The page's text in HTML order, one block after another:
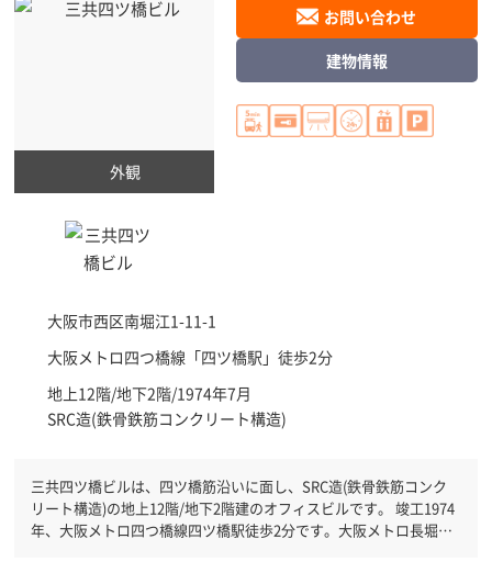
外観
大阪市西区南堀江1-11-1
大阪メトロ四つ橋線「四ツ橋駅 」徒歩2分
地上12階/地下2階/1974年7月
SRC造(鉄骨鉄筋コンクリート構造)
お問い合わせ
建物情報
三共四ツ橋ビルは、四ツ橋筋沿いに面し、SRC造(鉄骨鉄筋コンク
リート構造)の地上12階/地下2階建のオフィスビルです。 竣工1974
年、大阪メトロ四つ橋線四ツ橋駅徒歩2分です。大阪メトロ長堀鶴